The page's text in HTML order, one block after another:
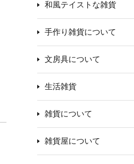
和風テイストな雑貨
手作り雑貨について
文房具について
生活雑貨
雑貨について
雑貨屋について